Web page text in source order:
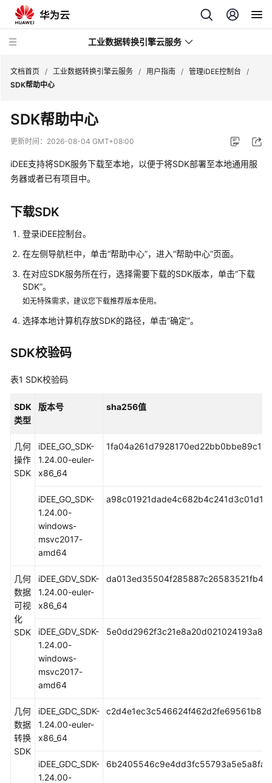
工业数据转换引擎云服务
新
动
产
介
绍
费
说
明
速
门
用
指
南
iDEE
使
用
程
授
权
用
并
购
买
角
色
加
成
文档首页 / 工业数据转换引擎云服务 / 用户指南 / 管理iDEE控制台
/
SDK帮助中心
SDK帮助中心
更新时间： 2026-08-04 GMT+08:00
iDEE支持将SDK服务下载至本地，以便于将SDK部署至本地通用服
务器或者已有项目中。
下载SDK
登录iDEE控制台。
在左侧导航栏中，单击“帮助中心”，进入“帮助中心”页面。
在对应SDK服务所在行，选择需要下载的SDK版本，单击“下载
SDK”。
如无特殊需求，建议您下载推荐版本使用。
选择本地计算机存放SDK的路径，单击“确定”。
SDK校验码
表1 SDK校验码
SDK
类型
版本号 sha256值
几何
操作
SDK
iDEE_GO_SDK-
1.24.00-euler-
x86_64
iDEE_GO_SDK-
1.24.00-
windows-
msvc2017-
amd64
几何
数据
可视
化
SDK
iDEE_GDV_SDK-
1.24.00-euler-
x86_64
iDEE_GDV_SDK-
1.24.00-
windows-
msvc2017-
amd64
几何
数据
转换
SDK
iDEE_GDC_SDK-
1.24.00-euler-
x86_64
iDEE_GDC_SDK-
1.24.00-